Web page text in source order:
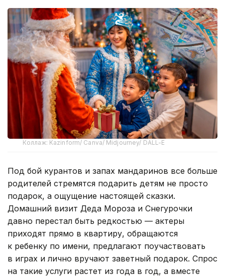
Коллаж: Kazinform/ Canva/ Midjourney/ DALL-E
Под бой курантов и запах мандаринов все больше
родителей стремятся подарить детям не просто
подарок, а ощущение настоящей сказки.
Домашний визит Деда Мороза и Снегурочки
давно перестал быть редкостью — актеры
приходят прямо в квартиру, обращаются
к ребенку по имени, предлагают поучаствовать
в играх и лично вручают заветный подарок. Спрос
на такие услуги растет из года в год, а вместе